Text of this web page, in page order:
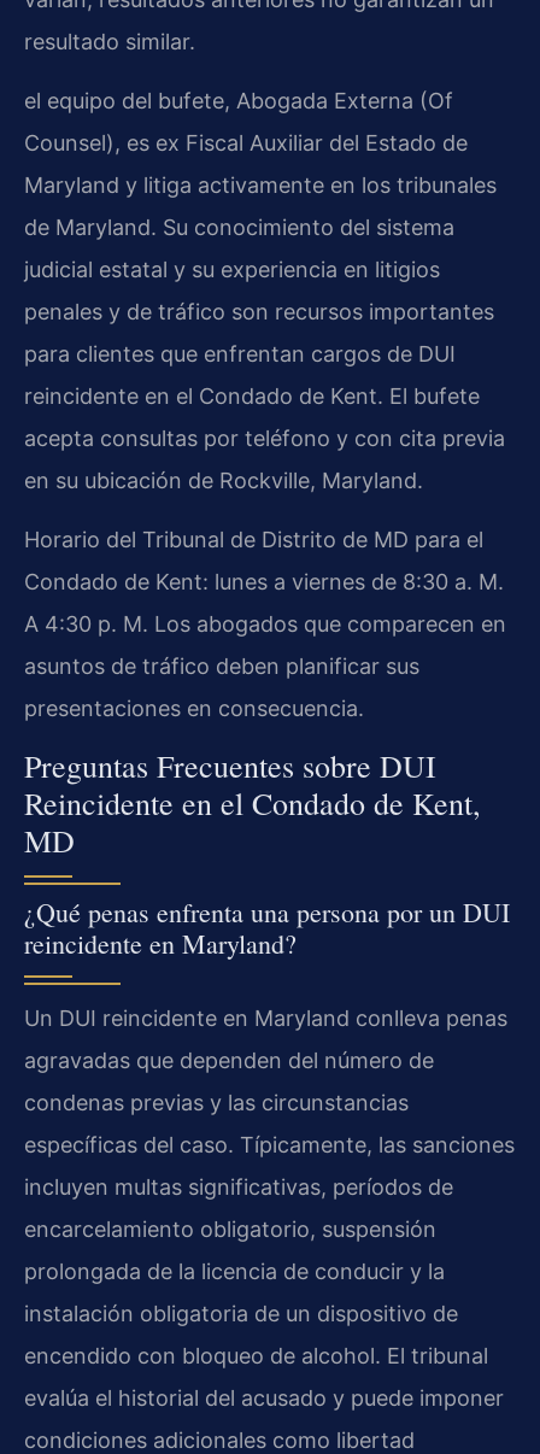
resultado similar.
el equipo del bufete, Abogada Externa (Of
Counsel), es ex Fiscal Auxiliar del Estado de
Maryland y litiga activamente en los tribunales
de Maryland. Su conocimiento del sistema
judicial estatal y su experiencia en litigios
penales y de tráfico son recursos importantes
para clientes que enfrentan cargos de DUI
reincidente en el Condado de Kent. El bufete
acepta consultas por teléfono y con cita previa
en su ubicación de Rockville, Maryland.
Horario del Tribunal de Distrito de MD para el
Condado de Kent: lunes a viernes de 8:30 a. M.
A 4:30 p. M. Los abogados que comparecen en
asuntos de tráfico deben planificar sus
presentaciones en consecuencia.
Preguntas Frecuentes sobre DUI
Reincidente en el Condado de Kent,
MD
¿Qué penas enfrenta una persona por un DUI
reincidente en Maryland?
Un DUI reincidente en Maryland conlleva penas
agravadas que dependen del número de
condenas previas y las circunstancias
específicas del caso. Típicamente, las sanciones
incluyen multas significativas, períodos de
encarcelamiento obligatorio, suspensión
prolongada de la licencia de conducir y la
instalación obligatoria de un dispositivo de
encendido con bloqueo de alcohol. El tribunal
evalúa el historial del acusado y puede imponer
condiciones adicionales como libertad